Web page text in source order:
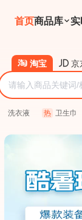
首页商品库 实
淘宝 京
洗衣液 热 卫生巾
相
￥